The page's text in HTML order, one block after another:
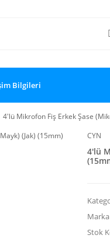
Bilgileri
4'lü Mikrofon Fiş Erkek Şase
CYN
4'lü
Marka
Stok